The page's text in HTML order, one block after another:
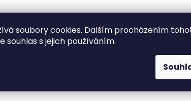
soubory cookies. Dalším procházením
souhlas s jejich používáním.